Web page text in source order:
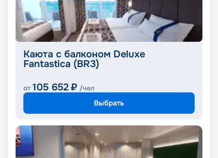
Каюта с балконом Deluxe
Fantastica (BR3)
от 105 652 ₽ /чел
Выбрать